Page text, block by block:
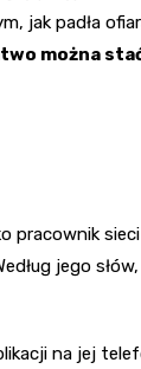
jak padła
można
pracownik
jego słów,
na jej